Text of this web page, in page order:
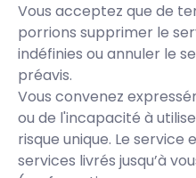
Vous acceptez que de
porrions supprimer le
indéfinies ou annuler le
préavis.
Vous convenez
ou de l'incapacité à
risque unique. Le
services livrés jusqu’à